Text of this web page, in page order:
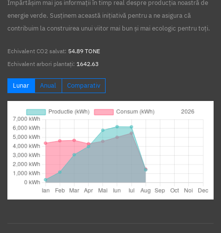
Împărtășim mai jos informații în timp real despre producția noastră de
energie verde. Susținem această inițiativă pentru a ne asigura că
contribuim la construirea unui viitor mai bun și mai ecologic pentru toți.
Echivalent CO2 salvat: 54.89 TONE
Echivalent arbori plantați: 1642.63
Lunar Anual Comparativ